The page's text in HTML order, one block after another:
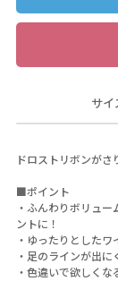
サイ
ドロストリボンが
■ポイント
・ふんわりボリュ
ントに！
・ゆったりとした
・足のラインが出
・色違いで欲しくな